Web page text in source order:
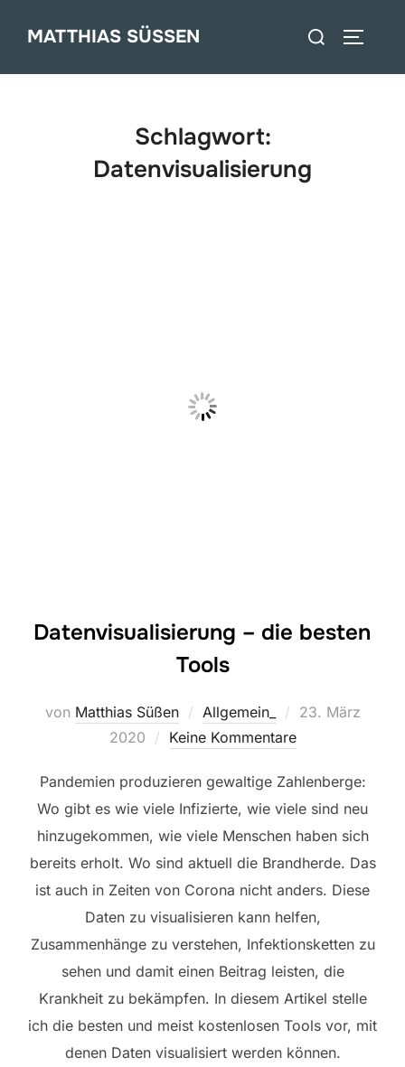
InhaltMATTHIAS SÜSSEN
Suchen
Schlagwort:
Datenvisualisierung
Datenvisualisierung – die besten
Tools
von Matthias Süßen Allgemein_
Veröffentlicht
23. März
2020
Keine Kommentare
Pandemien produzieren gewaltige Zahlenberge:
Wo gibt es wie viele Infizierte, wie viele sind neu
hinzugekommen, wie viele Menschen haben sich
bereits erholt. Wo sind aktuell die Brandherde. Das
ist auch in Zeiten von Corona nicht anders. Diese
Daten zu visualisieren kann helfen,
Zusammenhänge zu verstehen, Infektionsketten zu
sehen und damit einen Beitrag leisten, die
Krankheit zu bekämpfen. In diesem Artikel stelle
ich die besten und meist kostenlosen Tools vor, mit
denen Daten visualisiert werden können.